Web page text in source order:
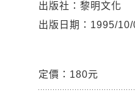
出版社：黎明文化
出版日期：1995/10/
定價：180元